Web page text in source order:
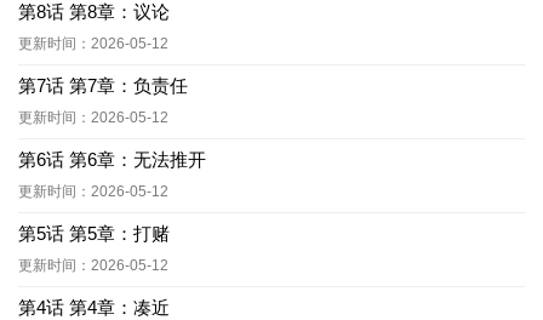
第8话 第8章：议论
更新时间：2026-05-12
第7话 第7章：负责任
更新时间：2026-05-12
第6话 第6章：无法推开
更新时间：2026-05-12
第5话 第5章：打赌
更新时间：2026-05-12
第4话 第4章：凑近